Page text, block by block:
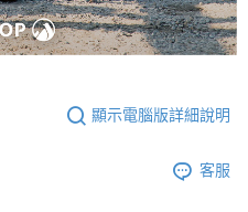
顯示電腦版詳細說明
客服